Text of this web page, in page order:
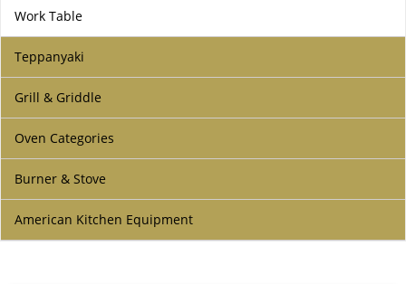
Work Table
Teppanyaki
Grill & Griddle
Oven Categories
Burner & Stove
American Kitchen Equipment